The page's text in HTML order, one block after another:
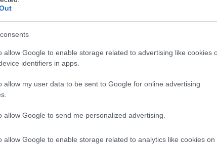
allow Google to enable storage related to advertising like cookies
identifiers in apps.
allow my user data to be sent to Google for online advertising
allow Google to send me personalized advertising.
allow Google to enable storage related to analytics like cookies on
'Αμεσα μέτρα για την αντιμετώπιση των
η ποσότητα του φαγητού [μελέτη]